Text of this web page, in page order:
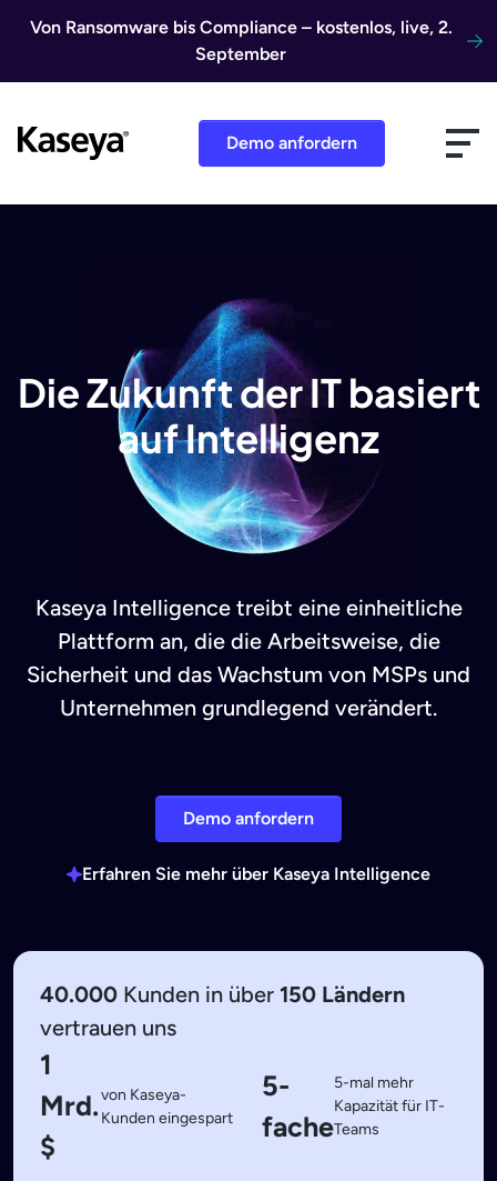
Von Ransomware bis Compliance – kostenlos, live, 2.
September
Demo anfordern
Die Zukunft der IT basiert
auf Intelligenz
Kaseya Intelligence treibt eine einheitliche
Plattform an, die die Arbeitsweise, die
Sicherheit und das Wachstum von MSPs und
Unternehmen grundlegend verändert.
Demo anfordern
Erfahren Sie mehr über Kaseya Intelligence
40.000 Kunden in über 150 Ländern
vertrauen uns
1
Mrd.
$
von Kaseya-
Kunden eingespart
5-
fache
5-mal mehr
Kapazität für IT-
Teams